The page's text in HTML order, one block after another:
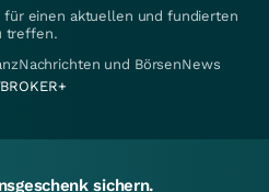
für einen aktuellen und fundierten
treffen.
und BörsenNews
sichern.